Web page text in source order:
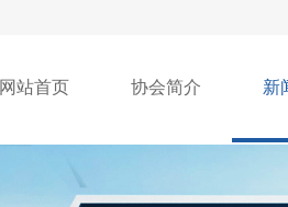
网站首页 协会简介 新